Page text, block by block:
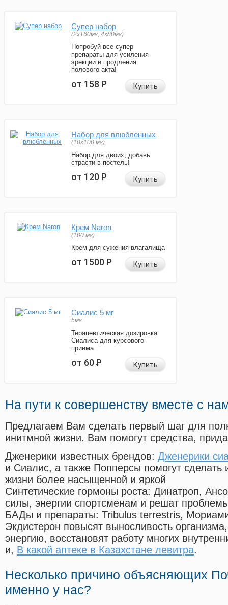
Супер набор
(2х160мг, 4х80мг)
Попробуй все супер
препараты для усиления
эрекции и продления
полового акта!
от 158Р Купить
Набор для влюбленных
(10х100 мг)
Набор для двоих, добавь
страсти в постель!
от 120Р Купить
Крем Naron
(100 мг)
Крем для сужения влагалища
от 1500Р Купить
Сиалис 5 мг
5мг
Терапевтическая дозировка
Сиалиса для курсового
приема
от 60Р Купить
На пути к совершенству вместе с
Предлагаем Вам сделать первый шаг для
инитмной жизни. Вам помогут средства,
Дженерики известных брендов: Дженерики
и Сиалис, а также Попперсы помогут
жизни более насыщенной и яркой
Синтетические гормоны роста: Динатроп,
силы, энергии спортсменам и решат
БАДы и препараты: Tribulus terrestris,
Экдистерон повысят выносливость
энергию, восстановят работу многих
и, В какой аптеке в Казахстане левитра.
Несколько причино объясняющих
именно у нас?